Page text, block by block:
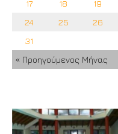
17 18 19
24
25 26
31
« Προηγούμενος Μήνας